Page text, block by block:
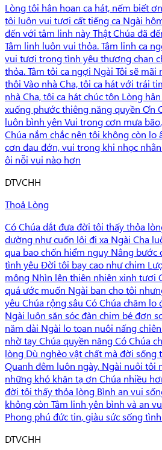
Lòng tôi hân hoan ca hát, nếm biết
tôi luôn vui tươi cất tiếng ca Ngài
đến với tâm linh này Thật Chúa đã
Tâm linh luôn vui thỏa. Tâm linh ca
vui tươi trong tình yêu thương chan
thỏa. Tâm tôi ca ngợi Ngài Tôi sẽ
thôi Vào nhà Cha, tôi ca hát với trái
nhà Cha, tôi ca hát chúc tôn Lòng
xuống phước thiêng năng quyền Ơn
luôn bình yên Vui trong cơn mưa
Chúa nắm chắc nên tôi không còn lo
cơn đau đớn, vui trong khi nhọc nhằn
ôi nỗi vui nào hơn
DTVCHH
Thoả Lòng
Có Chúa dắt đưa đời tôi thấy thỏa
dường như cuốn lôi đi xa Ngài Cha
qua bao chốn hiểm nguy Nâng bước
tình yêu Đời tôi bay cao như chim
mông Nhìn lên thiên nhiên xinh tươi
quá ước muốn Ngài ban cho tôi
yêu Chúa rộng sâu Có Chúa chăm
Ngài luôn săn sóc đàn chim bé đơn
năm dài Ngài lo toan nuôi nấng
nhờ tay Chúa quyền năng Có Chúa
lòng Dù nghèo vật chất mà đời sống
Quanh đêm luôn ngày, Ngài nuôi tôi
những khó khăn tạ ơn Chúa nhiều
đời tôi thấy thỏa lòng Bình an vui
không còn Tâm linh yên bình và an
Phong phú đức tin, giàu sức sống
DTVCHH